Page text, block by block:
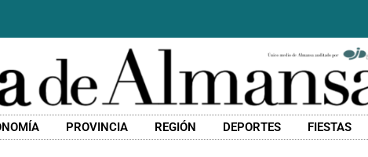
PROVINCIA REGIÓN DEPORTES FIESTAS